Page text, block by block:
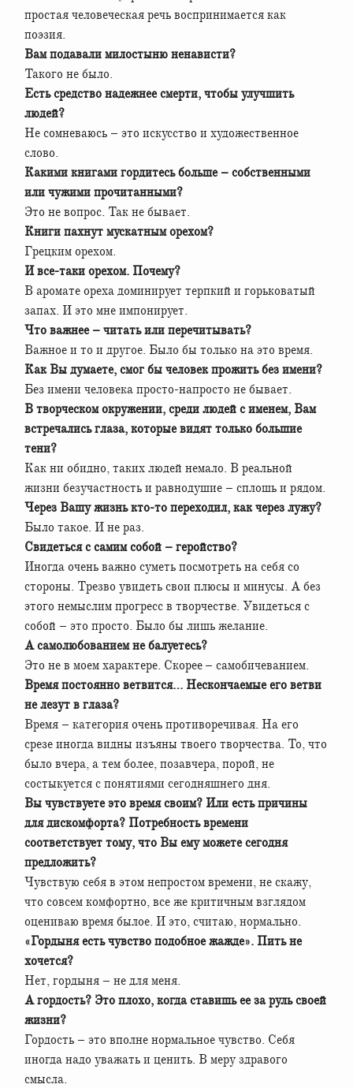
простая человеческая речь воспринимается как
поэзия.
Вам подавали милостыню ненависти?
Такого не было.
Есть средство надежнее смерти, чтобы улучшить
людей?
Не сомневаюсь – это искусство и художественное
слово.
Какими книгами гордитесь больше – собственными
или чужими прочитанными?
Это не вопрос. Так не бывает.
Книги пахнут мускатным орехом?
Грецким орехом.
И все-таки орехом. Почему?
В аромате ореха доминирует терпкий и горьковатый
запах. И это мне импонирует.
Что важнее – читать или перечитывать?
Важное и то и другое. Было бы только на это время.
Как Вы думаете, смог бы человек прожить без имени?
Без имени человека просто-напросто не бывает.
В творческом окружении, среди людей с именем, Вам
встречались глаза, которые видят только большие
тени?
Как ни обидно, таких людей немало. В реальной
жизни безучастность и равнодушие – сплошь и рядом.
Через Вашу жизнь кто-то переходил, как через лужу?
Было такое. И не раз.
Свидеться с самим собой – геройство?
Иногда очень важно суметь посмотреть на себя со
стороны. Трезво увидеть свои плюсы и минусы. А без
этого немыслим прогресс в творчестве. Увидеться с
собой – это просто. Было бы лишь желание.
А самолюбованием не балуетесь?
Это не в моем характере. Скорее – самобичеванием.
Время постоянно ветвится… Нескончаемые его ветви
не лезут в глаза?
Время – категория очень противоречивая. На его
срезе иногда видны изъяны твоего творчества. То, что
было вчера, а тем более, позавчера, порой, не
состыкуется с понятиями сегодняшнего дня.
Вы чувствуете это время своим? Или есть причины
для дискомфорта? Потребность времени
соответствует тому, что Вы ему можете сегодня
предложить?
Чувствую себя в этом непростом времени, не скажу,
что совсем комфортно, все же критичным взглядом
оцениваю время былое. И это, считаю, нормально.
«Гордыня есть чувство подобное жажде». Пить не
хочется?
Нет, гордыня – не для меня.
А гордость? Это плохо, когда ставишь ее за руль своей
жизни?
Гордость – это вполне нормальное чувство. Себя
иногда надо уважать и ценить. В меру здравого
смысла.